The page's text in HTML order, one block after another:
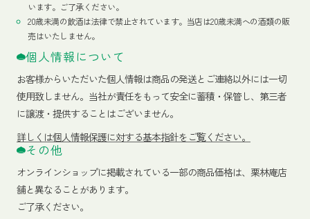
います。ご了承ください。
20歳未満の飲酒は法律で禁止されています。当店は20歳未満への酒類の販
売はいたしません。
個人情報について
お客様からいただいた個人情報は商品の発送とご連絡以外には一切
使用致しません。当社が責任をもって安全に蓄積・保管し、第三者
に譲渡・提供することはございません。
詳しくは個人情報保護に対する基本指針をご覧ください。
その他
オンラインショップに掲載されている一部の商品価格は、栗林庵店
舗と異なることがあります。
ご了承ください。